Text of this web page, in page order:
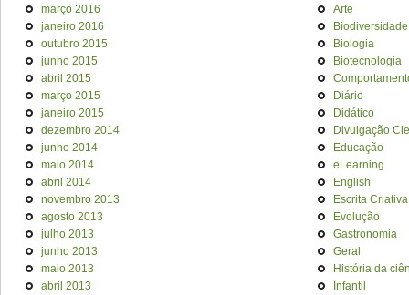
março 2016
janeiro 2016
outubro 2015
junho 2015
abril 2015
março 2015
janeiro 2015
dezembro 2014
junho 2014
maio 2014
abril 2014
novembro 2013
agosto 2013
julho 2013
junho 2013
maio 2013
abril 2013
Arte
Biodiversidade
Biologia
Biotecnologia
Diário
Didático
Divulgação
Educação
eLearning
English
Escrita Criativa
Evolução
Gastronomia
Geral
História da
Infantil